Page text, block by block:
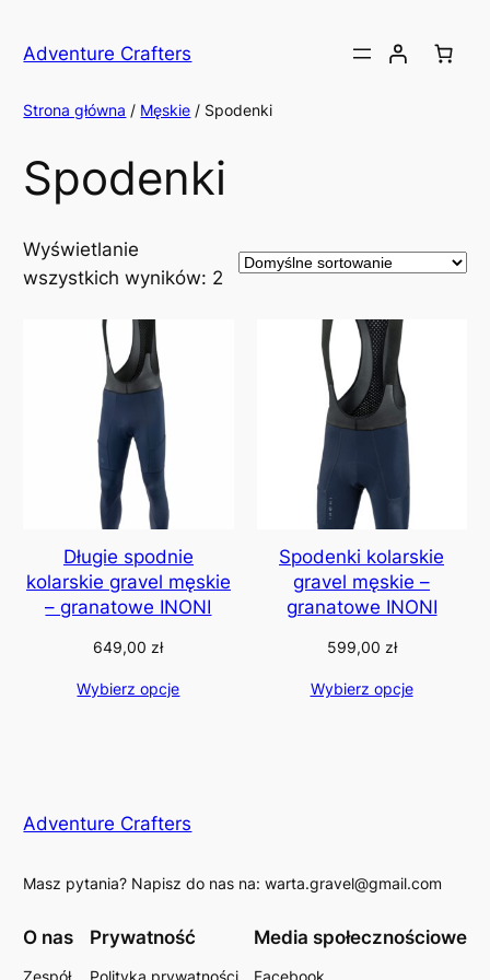
doAdventure Crafters
Strona główna / Męskie / Spodenki
Spodenki
Wyświetlanie
wszystkich wyników: 2
Długie spodnie
kolarskie gravel męskie
– granatowe INONI
649,00 zł
Wybierz opcje
Spodenki kolarskie
gravel męskie –
granatowe INONI
599,00 zł
Wybierz opcje
Adventure Crafters
Masz pytania? Napisz do nas na: warta.gravel@gmail.com
O nas
Zespół
Prywatność
Polityka prywatności
Media społecznościowe
Facebook